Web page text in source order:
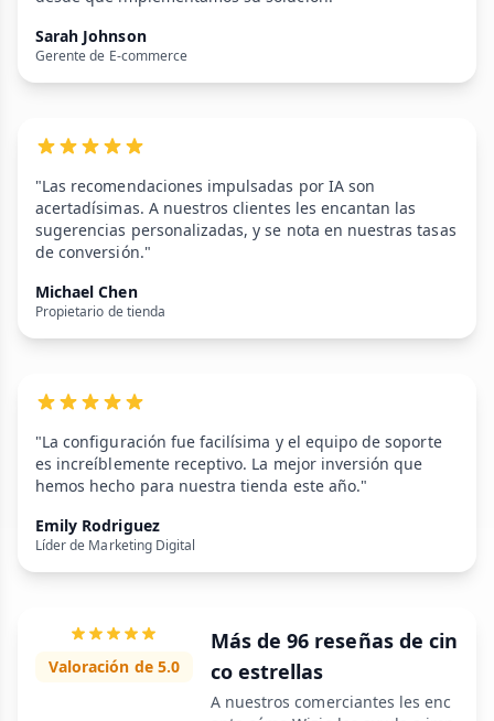
Sarah Johnson
Gerente de E-commerce
"Las recomendaciones impulsadas por IA son
acertadísimas. A nuestros clientes les encantan las
sugerencias personalizadas, y se nota en nuestras tasas
de conversión."
Michael Chen
Propietario de tienda
"La configuración fue facilísima y el equipo de soporte
es increíblemente receptivo. La mejor inversión que
hemos hecho para nuestra tienda este año."
Emily Rodriguez
Líder de Marketing Digital
Valoración de 5.0
Más de 96 reseñas de cin
co estrellas
A nuestros comerciantes les enc